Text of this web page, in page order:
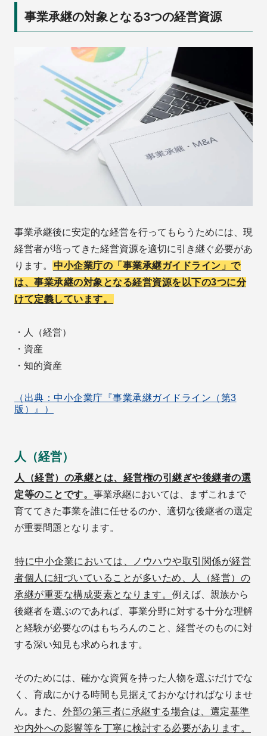
事業承継の対象となる3つの経営資源
事業承継後に安定的な経営を行ってもらうためには、現
経営者が培ってきた経営資源を適切に引き継ぐ必要があ
ります。
中小企業庁の「事業承継ガイドライン」で
は、事業承継の対象となる経営資源を以下の3つに分
けて定義しています。
・人（経営）
・資産
・知的資産
（出典：中小企業庁『事業承継ガイドライン（第3
版）』）
人（経営）
人（経営）の承継とは、経営権の引継ぎや後継者の選
定等のことです。 事業承継においては、まずこれまで
育ててきた事業を誰に任せるのか、適切な後継者の選定
が重要問題となります。
特に中小企業においては、ノウハウや取引関係が経営
者個人に紐づいていることが多いため、人（経営）の
承継が重要な構成要素となります。 例えば、親族から
後継者を選ぶのであれば、事業分野に対する十分な理解
と経験が必要なのはもちろんのこと、経営そのものに対
する深い知見も求められます。
そのためには、確かな資質を持った人物を選ぶだけでな
く、育成にかける時間も見据えておかなければなりませ
ん。また、 外部の第三者に承継する場合は、選定基準
や内外への影響等を丁寧に検討する必要があります。